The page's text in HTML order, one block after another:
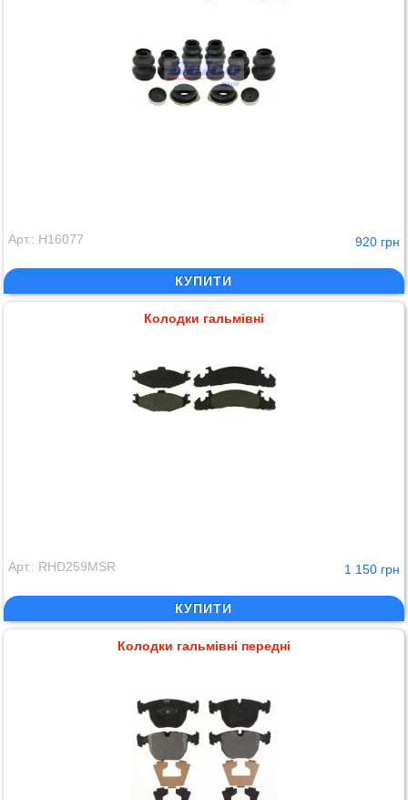
Арт.: H16077 920 грн
КУПИТИ
Колодки гальмівні
Арт.: RHD259MSR 1 150 грн
КУПИТИ
Колодки гальмівні передні